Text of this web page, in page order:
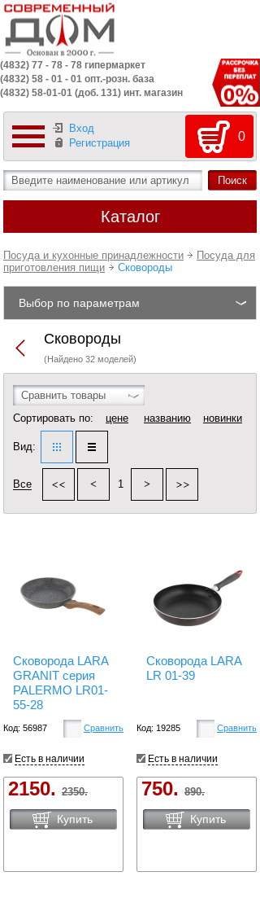
(4832) 77 - 78 - 78 гипермаркет
(4832) 58 - 01 - 01 опт.-розн. база
(4832) 58-01-01 (доб. 131) инт. магазин
Вход
Регистрация
0
Каталог
Посуда и кухонные принадлежности
Посуда для
приготовления пищи
Сковороды
Выбор по параметрам
Сковороды
(Найдено 32 моделей)
Сравнить товары
Сортировать по:
цене названию новинки
Вид:
Все 1
Сковорода LARA
GRANIT серия
PALERMO LR01-
55-28
Код: 56987 Сравнить
Есть в наличии
2150. 2350.
Купить
Сковорода LARA
LR 01-39
Код: 19285 Сравнить
Есть в наличии
750. 890.
Купить